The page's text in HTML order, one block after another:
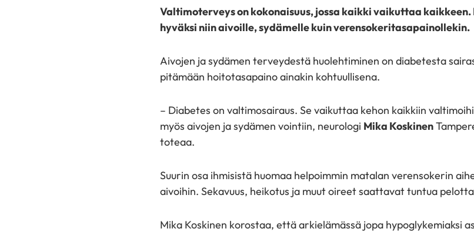
palvelussa
"Facebook"
palvelussa
"X"
"LinkedIn"
Valtimoterveys on kokonaisuus, jossa kaikki vaikuttaa
hyväksi niin aivoille, sydämelle kuin verensokeritasapainollekin.
Aivojen ja sydämen terveydestä huolehtiminen on diabetesta
pitämään hoitotasapaino ainakin kohtuullisena.
– Diabetes on valtimosairaus. Se vaikuttaa kehon kaikkiin
myös aivojen ja sydämen vointiin, neurologi Mika Koskinen
toteaa.
Suurin osa ihmisistä huomaa helpoimmin matalan verensokerin
aivoihin. Sekavuus, heikotus ja muut oireet saattavat tuntua
Mika Koskinen korostaa, että arkielämässä jopa hypoglykemiaksi